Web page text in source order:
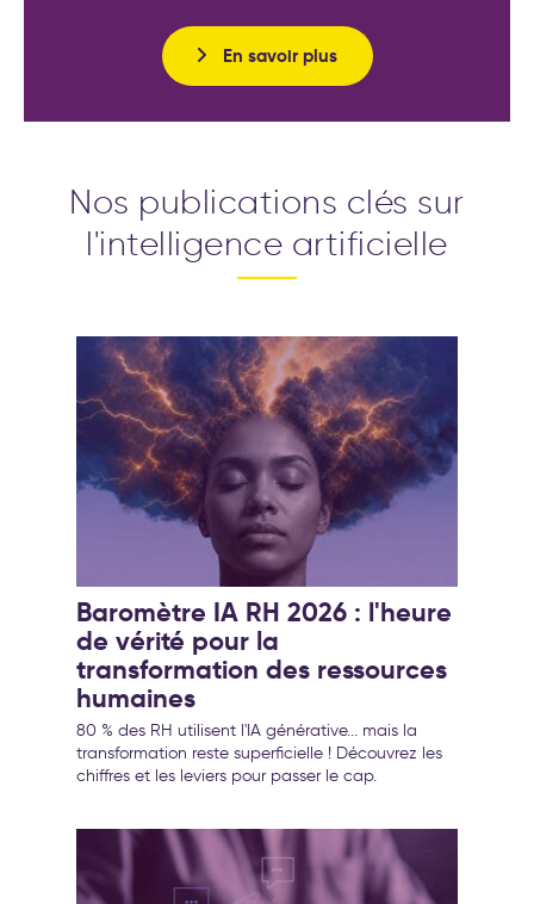
En savoir plus
Nos publications clés sur
l'intelligence artificielle
Baromètre IA RH 2026 : l'heure
de vérité pour la
transformation des ressources
humaines
80 % des RH utilisent l'IA générative... mais la
transformation reste superficielle ! Découvrez les
chiffres et les leviers pour passer le cap.